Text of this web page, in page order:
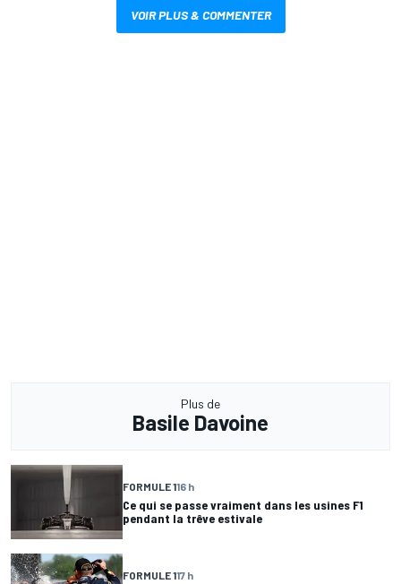
VOIR PLUS & COMMENTER
Plus de
Basile Davoine
FORMULE 116 h
Ce qui se passe vraiment dans les usines F1
pendant la trêve estivale
FORMULE 117 h